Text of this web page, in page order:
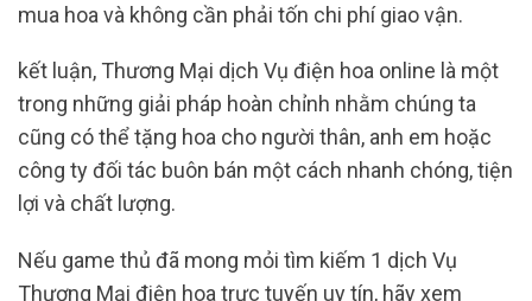
mua hoa và không cần phải tốn chi phí giao vận.
kết luận, Thương Mại dịch Vụ điện hoa online là một
trong những giải pháp hoàn chỉnh nhằm chúng ta
cũng có thể tặng hoa cho người thân, anh em hoặc
công ty đối tác buôn bán một cách nhanh chóng, tiện
lợi và chất lượng.
Nếu game thủ đã mong mỏi tìm kiếm 1 dịch Vụ
Thương Mại điện hoa trực tuyến uy tín, hãy xem